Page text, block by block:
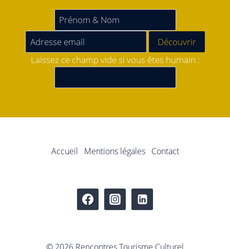
Laissez ce champ vide si vous êtes humain :
Accueil Mentions légales Contact